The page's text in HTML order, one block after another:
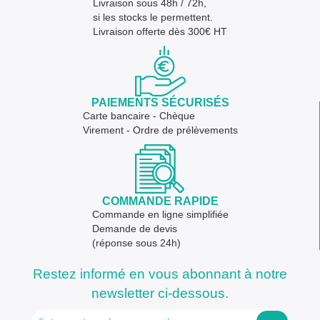
Livraison sous 48h / 72h,
si les stocks le permettent.
Livraison offerte dès 300€ HT
PAIEMENTS SÉCURISÉS
Carte bancaire - Chèque
Virement - Ordre de prélèvements
COMMANDE RAPIDE
Commande en ligne simplifiée
Demande de devis
(réponse sous 24h)
Restez informé en vous abonnant à notre
newsletter ci-dessous.